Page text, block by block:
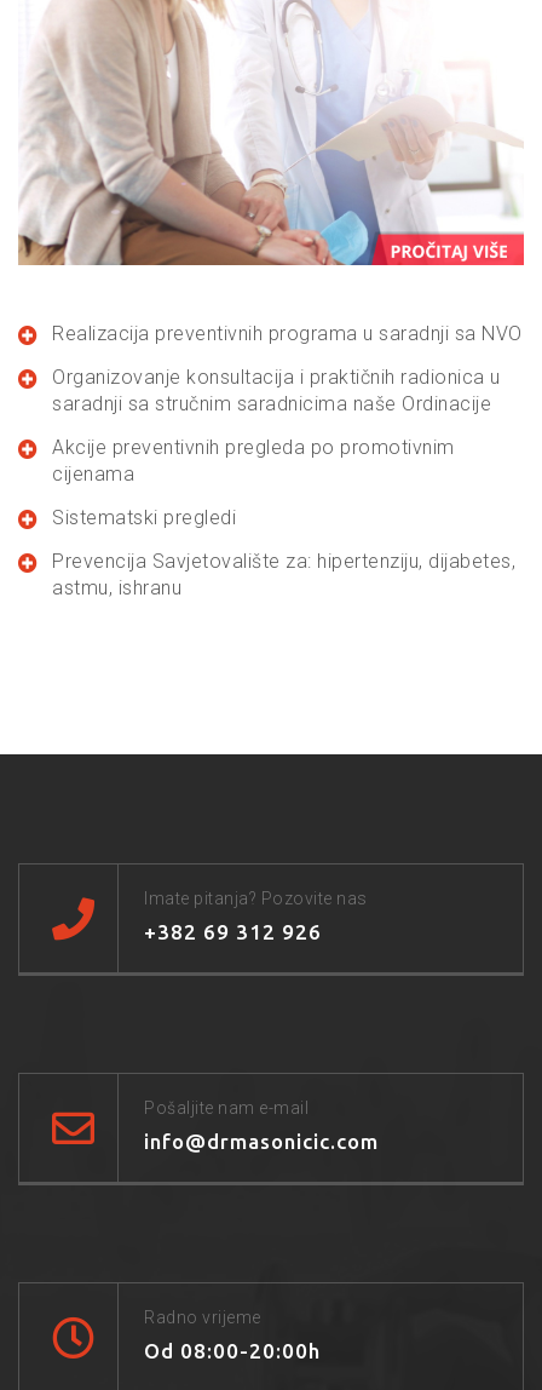
Realizacija preventivnih programa u saradnji sa NVO
Organizovanje konsultacija i praktičnih radionica u
saradnji sa stručnim saradnicima naše Ordinacije
Akcije preventivnih pregleda po promotivnim
cijenama
Sistematski pregledi
Prevencija Savjetovalište za: hipertenziju, dijabetes,
astmu, ishranu
Imate pitanja? Pozovite nas
+382 69 312 926
Pošaljite nam e-mail
info@drmasonicic.com
Radno vrijeme
Od 08:00-20:00h